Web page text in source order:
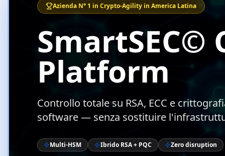
Azienda N° 1 in Crypto-Agility in America Latina
Platform
Controllo totale su RSA, ECC e
software — senza sostituire
Multi-HSM Ibrido RSA + PQC Zero disruption